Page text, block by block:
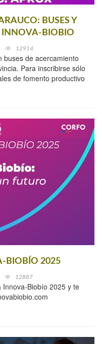
BUSES Y
INNOVA-BIOBIO
12914
buses de acercamiento
Para inscribirse sólo
de fomento productivo
BIOBÍO 2025
12887
Innova-Biobío 2025 y te